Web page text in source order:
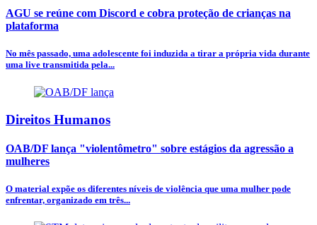
AGU se reúne com Discord e cobra proteção de crianças na
plataforma
No mês passado, uma adolescente foi induzida a tirar a própria vida durante
uma live transmitida pela...
Direitos Humanos
OAB/DF lança "violentômetro" sobre estágios da agressão a
mulheres
O material expõe os diferentes níveis de violência que uma mulher pode
enfrentar, organizado em três...